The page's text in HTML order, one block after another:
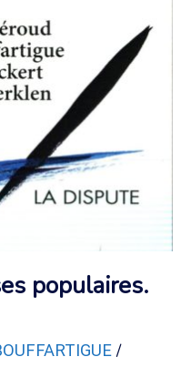
populaires.
/